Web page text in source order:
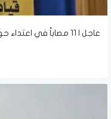
عاجل | 11 مصاباً في اعتداء حوثى على منطقة نجران السعودية